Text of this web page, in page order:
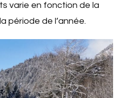
varie en fonction de la
période de l’année.